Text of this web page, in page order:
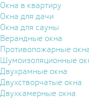
Окна в квартиру
Окна для дачи
Окна для сауны
Верандные окна
Противопожарные
Шумоизоляционные
Двухрамные окна
Двухстворчатые окна
Двухкамерные окна